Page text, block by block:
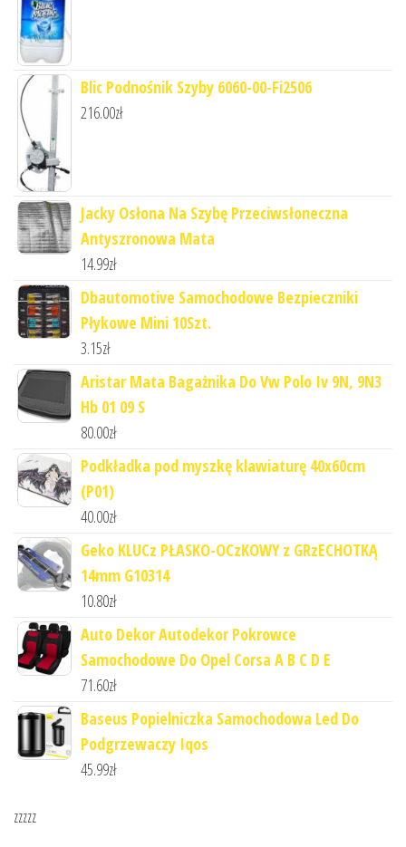
Blic Podnośnik Szyby 6060-00-Fi2506
216.00zł
Jacky Osłona Na Szybę Przeciwsłoneczna
Antyszronowa Mata
14.99zł
Dbautomotive Samochodowe Bezpieczniki
Płykowe Mini 10Szt.
3.15zł
Aristar Mata Bagażnika Do Vw Polo Iv 9N, 9N3
Hb 01 09 S
80.00zł
Podkładka pod myszkę klawiaturę 40x60cm
(P01)
40.00zł
Geko KLUCz PŁASKO-OCzKOWY z GRzECHOTKĄ
14mm G10314
10.80zł
Auto Dekor Autodekor Pokrowce
Samochodowe Do Opel Corsa A B C D E
71.60zł
Baseus Popielniczka Samochodowa Led Do
Podgrzewaczy Iqos
45.99zł
zzzzz